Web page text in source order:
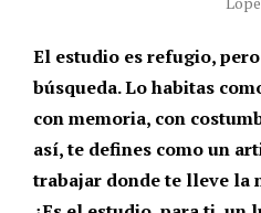
El estudio es refugio,
búsqueda. Lo habitas
con memoria, con
así, te defines como un
trabajar donde te lleve la